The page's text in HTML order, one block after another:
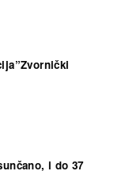
i do 37